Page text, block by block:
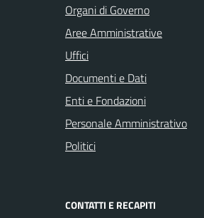
Organi di Governo
Aree Amministrative
Uffici
Documenti e Dati
Enti e Fondazioni
Personale Amministrativo
Politici
CONTATTI E RECAPITI